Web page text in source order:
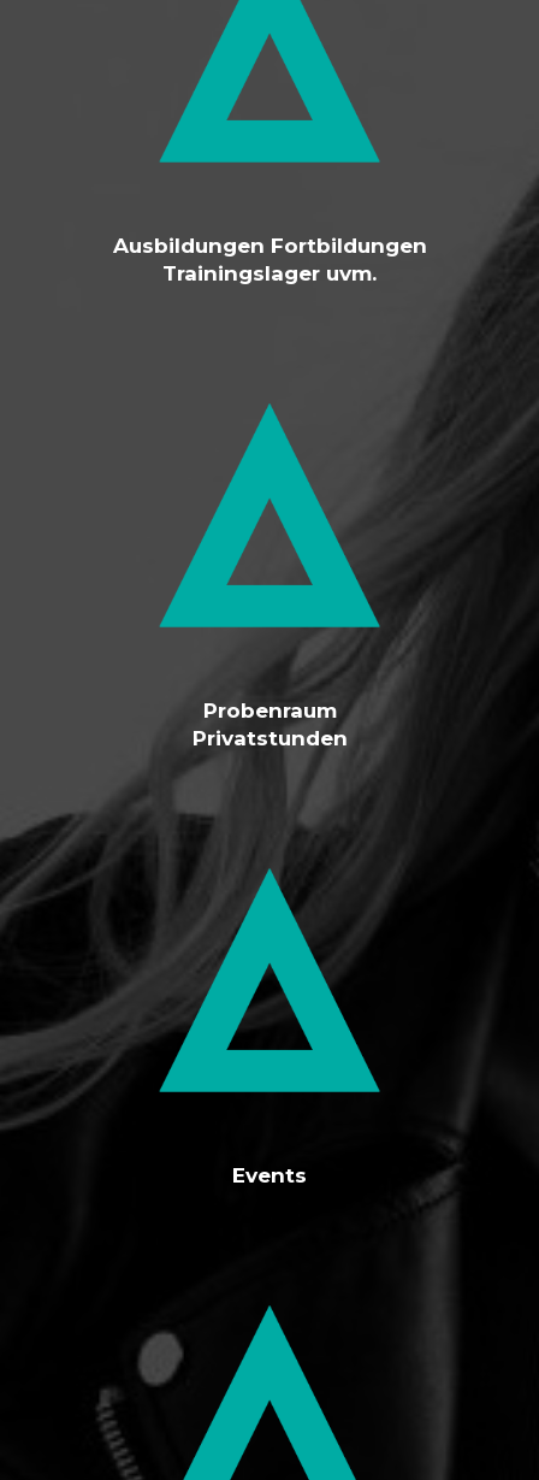
Ausbildungen Fortbildungen
Trainingslager uvm.
Probenraum
Privatstunden
Events